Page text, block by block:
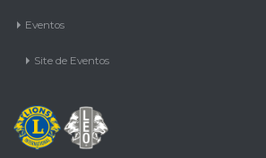
Eventos
Site de Eventos